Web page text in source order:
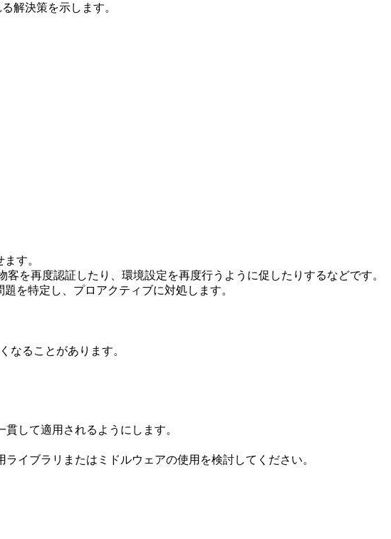
解決策を示します。
す。
を再度認証したり、環境設定を再度行うように促したりするなどです。
を特定し、プロアクティブに対処します。
なることがあります。
して適用されるようにします。
イブラリまたはミドルウェアの使用を検討してください。